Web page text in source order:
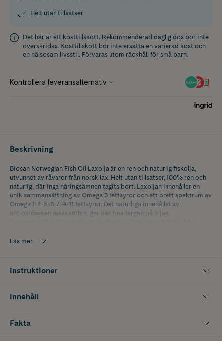
Helt utan tillsatser
Det här är ett kosttillskott. Rekommenderad daglig dos bör inte
överskridas. Kosttillskott bör inte ersätta en varierad kost och
en hälsosam livsstil. Förvaras utom räckhåll för små barn.
Beskrivning
Biosan Norwegian Fish Oil Laxolja är en ren och naturlig fiskolja,
utvunnet av råvaror från norsk lax. Helt utan tillsatser, 100% ren och
naturlig, där inga näringsämnen tagits bort. Laxoljan innehåller en
unik sammansättning av Omega 3 fettsyror och ett brett spektrum av
Omega 1-4-5-6-7-9-11 fettsyror. Det naturliga innehållet av
antioxidanten astaxanthin, ger den fina färgen på oljan.
för att produkten ska få en bredare balans av viktiga fettsyror.
Läs mer
Instruktioner
Innehåll
Fakta